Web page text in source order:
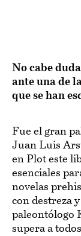
No cabe
ante una de
que se han
Fue el gran
Juan Luis
en Plot este
esenciales
novelas
con destreza
paleontólogo
supera a